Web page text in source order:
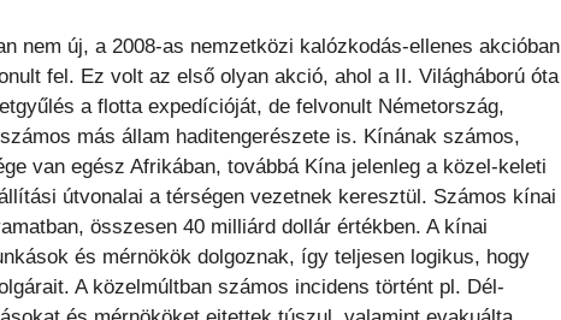
nem új, a 2008-as nemzetközi kalózkodás-ellenes akcióban
fel. Ez volt az első olyan akció, ahol a II. Világháború óta
a flotta expedícióját, de felvonult Németország,
más állam haditengerészete is. Kínának számos,
van egész Afrikában, továbbá Kína jelenleg a közel-keleti
útvonalai a térségen vezetnek keresztül. Számos kínai
összesen 40 milliárd dollár értékben. A kínai
és mérnökök dolgoznak, így teljesen logikus, hogy
A közelmúltban számos incidens történt pl. Dél-